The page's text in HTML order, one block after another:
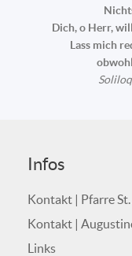
Dich, o Herr,
Lass mich
Infos
Kontakt | Pfarre
Kontakt |
Links